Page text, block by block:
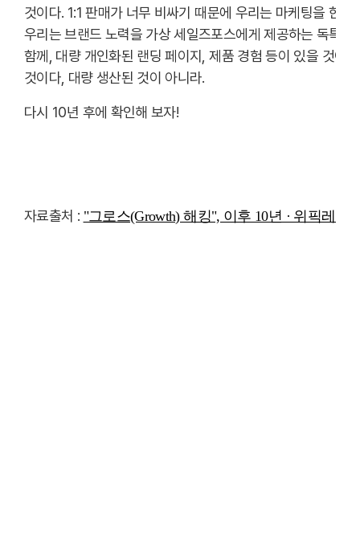
것이다. 1:1 판매가 너무 비싸기 때문에 우리는 마케팅을 한
우리는 브랜드 노력을 가상 세일즈포스에게 제공하는 독특
함께, 대량 개인화된 랜딩 페이지, 제품 경험 등이 있을 것이
것이다, 대량 생산된 것이 아니라.
다시 10년 후에 확인해 보자!
자료출처 : "그로스(Growth) 해킹", 이후 10년 · 위픽레터